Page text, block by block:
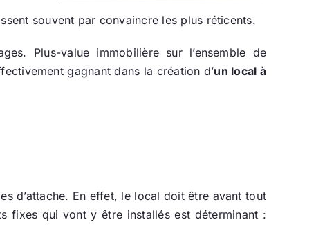
souvent par convaincre les plus réticents.
Plus-value immobilière sur l’ensemble de
gagnant dans la création d’un local à
d’attache. En effet, le local doit être avant tout
fixes qui vont y être installés est déterminant :